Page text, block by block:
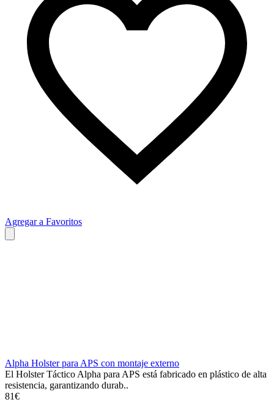
Agregar a Favoritos
Alpha Holster para APS con montaje externo
El Holster Táctico Alpha para APS está fabricado en plástico de alta
resistencia, garantizando durab..
81€